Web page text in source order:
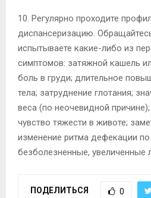
10. Регулярно проходите
диспансеризацию.
испытываете какие-либо из
симптомов: затяжной кашель
боль в груди; длительное
тела; затруднение глотания;
веса (по неочевидной причине);
чувство тяжести в животе;
изменение ритма дефекации
безболезненные, увеличенные
ПОДЕЛИТЬСЯ 0